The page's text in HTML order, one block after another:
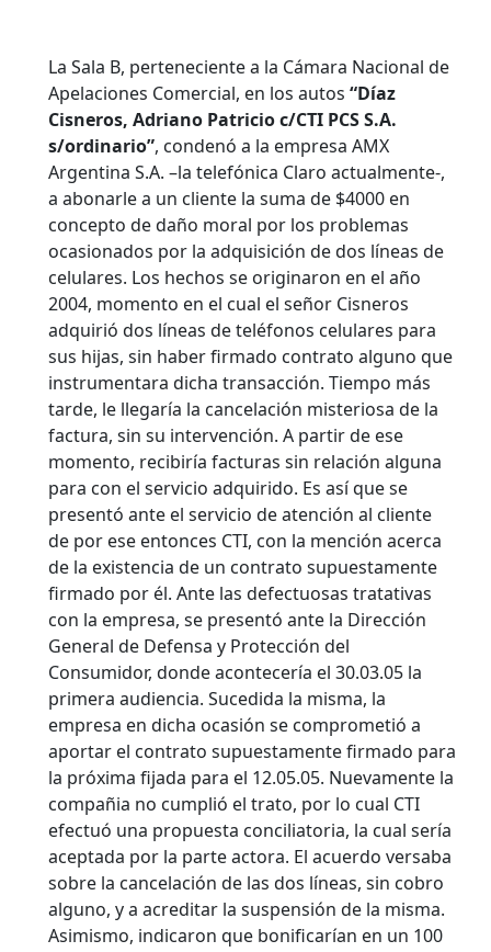
La Sala B, perteneciente a la Cámara Nacional de
Apelaciones Comercial, en los autos “Díaz
Cisneros, Adriano Patricio c/CTI PCS S.A.
s/ordinario”, condenó a la empresa AMX
Argentina S.A. –la telefónica Claro actualmente-,
a abonarle a un cliente la suma de $4000 en
concepto de daño moral por los problemas
ocasionados por la adquisición de dos líneas de
celulares. Los hechos se originaron en el año
2004, momento en el cual el señor Cisneros
adquirió dos líneas de teléfonos celulares para
sus hijas, sin haber firmado contrato alguno que
instrumentara dicha transacción. Tiempo más
tarde, le llegaría la cancelación misteriosa de la
factura, sin su intervención. A partir de ese
momento, recibiría facturas sin relación alguna
para con el servicio adquirido. Es así que se
presentó ante el servicio de atención al cliente
de por ese entonces CTI, con la mención acerca
de la existencia de un contrato supuestamente
firmado por él. Ante las defectuosas tratativas
con la empresa, se presentó ante la Dirección
General de Defensa y Protección del
Consumidor, donde acontecería el 30.03.05 la
primera audiencia. Sucedida la misma, la
empresa en dicha ocasión se comprometió a
aportar el contrato supuestamente firmado para
la próxima fijada para el 12.05.05. Nuevamente la
compañia no cumplió el trato, por lo cual CTI
efectuó una propuesta conciliatoria, la cual sería
aceptada por la parte actora. El acuerdo versaba
sobre la cancelación de las dos líneas, sin cobro
alguno, y a acreditar la suspensión de la misma.
Asimismo, indicaron que bonificarían en un 100